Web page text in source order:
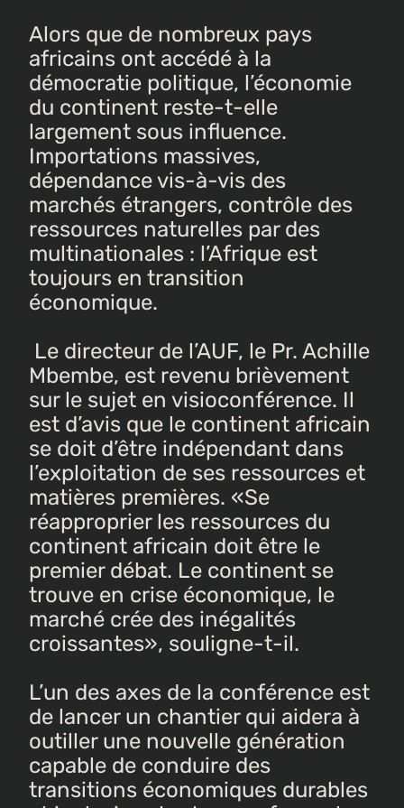
Alors que de nombreux pays
africains ont accédé à la
démocratie politique, l’économie
du continent reste-t-elle
largement sous influence.
Importations massives,
dépendance vis-à-vis des
marchés étrangers, contrôle des
ressources naturelles par des
multinationales : l’Afrique est
toujours en transition
économique.
Le directeur de l’AUF, le Pr. Achille
Mbembe, est revenu brièvement
sur le sujet en visioconférence. Il
est d’avis que le continent africain
se doit d’être indépendant dans
l’exploitation de ses ressources et
matières premières. «Se
réapproprier les ressources du
continent africain doit être le
premier débat. Le continent se
trouve en crise économique, le
marché crée des inégalités
croissantes», souligne-t-il.
L’un des axes de la conférence est
de lancer un chantier qui aidera à
outiller une nouvelle génération
capable de conduire des
transitions économiques durables